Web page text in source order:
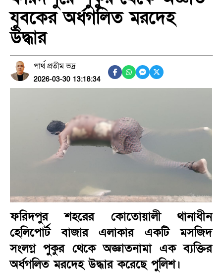
যুবকের অর্ধগলিত মরদেহ
উদ্ধার
পার্থ প্রতীম ভদ্র
2026-03-30 13:18:34
ফরিদপুর শহরের কোতোয়ালী থানাধীন
হেলিপোর্ট বাজার এলাকার একটি মসজিদ
সংলগ্ন পুকুর থেকে অজ্ঞাতনামা এক ব্যক্তির
অর্ধগলিত মরদেহ উদ্ধার করেছে পুলিশ।